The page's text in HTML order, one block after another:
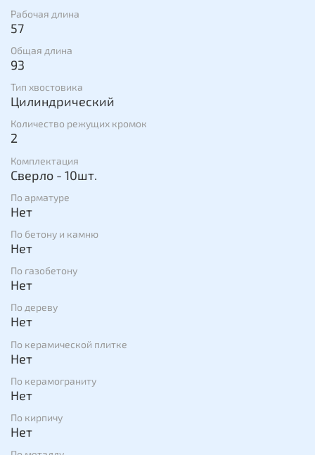
Рабочая длина
57
Общая длина
93
Тип хвостовика
Цилиндрический
Количество режущих кромок
2
Комплектация
Сверло - 10шт.
По арматуре
Нет
По бетону и камню
Нет
По газобетону
Нет
По дереву
Нет
По керамической плитке
Нет
По керамограниту
Нет
По кирпичу
Нет